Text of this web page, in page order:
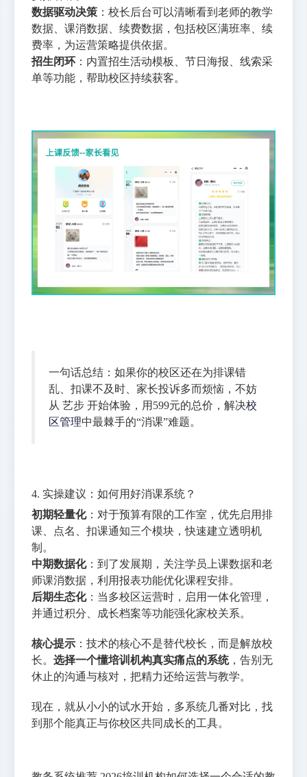
数据驱动决策 ：校长后台可以清晰看到老师的教学
数据、课消数据、续费数据，包括校区满班率、续
费率，为运营策略提供依据。
招生闭环 ：内置招生活动模板、节日海报、线索采
单等功能，帮助校区持续获客。
一句话总结：如果你的校区还在为排课错
乱、扣课不及时、家长投诉多而烦恼，不妨
从 艺步 开始体验，用599元的总价，解决校
区管理中最棘手的“消课”难题。
4. 实操建议：如何用好消课系统？
初期轻量化：对于预算有限的工作室，优先启用排
课、点名、扣课通知三个模块，快速建立透明机
制。
中期数据化：到了发展期，关注学员上课数据和老
师课消数据，利用报表功能优化课程安排。
后期生态化：当多校区运营时，启用一体化管理，
并通过积分、成长档案等功能强化家校关系。
核心提示 ：技术的核心不是替代校长，而是解放校
长。 选择一个懂培训机构真实痛点的系统，告别无
休止的沟通与核对，把精力还给运营与教学。
现在，就从小小的试水开始，多系统几番对比，找
到那个能真正与你校区共同成长的工具。